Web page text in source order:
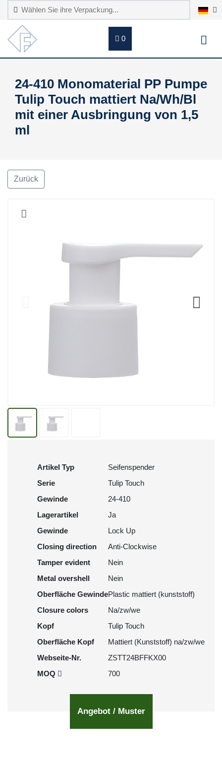
0
24-410 Monomaterial PP Pumpe
Tulip Touch mattiert Na/Wh/Bl
mit einer Ausbringung von 1,5
ml
Zurück
Artikel Typ
Seifenspender
Serie
Tulip Touch
Gewinde
24-410
Lagerartikel
Ja
Gewinde
Lock Up
Closing direction
Anti-Clockwise
Tamper evident
Nein
Metal overshell
Nein
Oberfläche GewindePlastic mattiert (kunststoff)
Closure colors
Na/zw/we
Kopf
Tulip Touch
Oberfläche Kopf
Mattiert (Kunststoff) na/zw/we
Webseite-Nr.
ZSTT24BFFKX00
MOQ
700
Angebot / Muster